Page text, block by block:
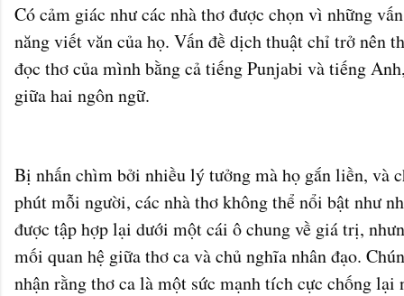
Có cảm giác như các nhà thơ được chọn vì những
năng viết văn của họ. Vấn đề dịch thuật chỉ trở nên
đọc thơ của mình bằng cả tiếng Punjabi và tiếng
giữa hai ngôn ngữ.
Bị nhấn chìm bởi nhiều lý tưởng mà họ gắn liền, và
phút mỗi người, các nhà thơ không thể nổi bật như
được tập hợp lại dưới một cái ô chung về giá trị,
mối quan hệ giữa thơ ca và chủ nghĩa nhân đạo.
nhận rằng thơ ca là một sức mạnh tích cực chống lại